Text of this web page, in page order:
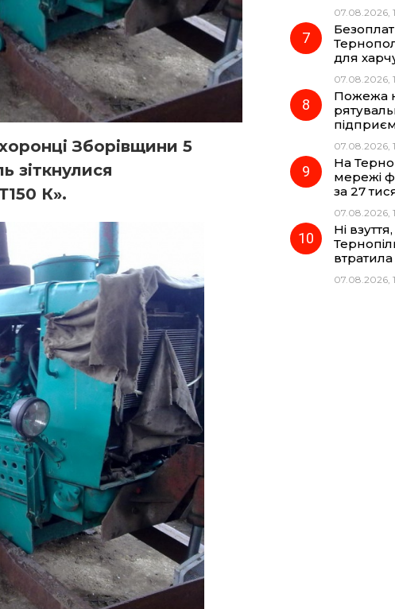
Зборівщини 5
зіткнулися
К».
07.08.2026,
для
07.08.2026,
Пожежа
07.08.2026,
На
мережі
за 27
07.08.2026,
Ні
втратила
07.08.2026,